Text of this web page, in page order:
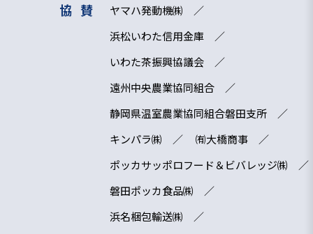
協賛
ヤマハ発動機㈱
浜松いわた信用金庫
いわた茶振興協議会
遠州中央農業協同組合
静岡県温室農業協同組合磐田支所
キンパラ㈱
㈲大橋商事
ポッカサッポロフード＆ビバレッジ㈱
磐田ポッカ食品㈱
浜名梱包輸送㈱